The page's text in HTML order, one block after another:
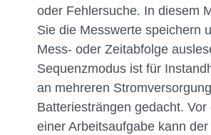
oder Fehlersuche. In diesem
Sie die Messwerte speichern
Mess- oder Zeitabfolge
Sequenzmodus ist für
an mehreren
Batteriesträngen gedacht. Vor
einer Arbeitsaufgabe kann